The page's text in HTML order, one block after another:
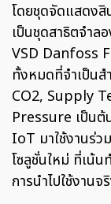
โดยชุดจัดแสดง
เป็นชุดสาธิตจำล
VSD Danfoss
ทั้งหมดที่จำเป็น
CO2, Supply
Pressure เป็นต้
IoT มาใช้งานร่ว
โซลูชั่นใหม่ ที่เน้น
การนำไปใช้งานจ